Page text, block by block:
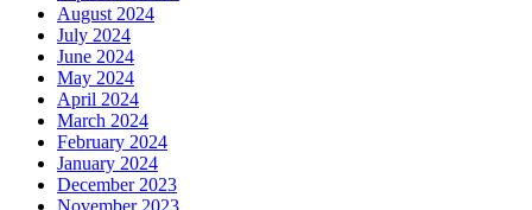
August 2024
July 2024
June 2024
May 2024
April 2024
March 2024
February 2024
January 2024
December 2023